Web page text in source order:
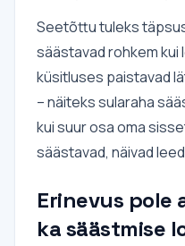
Seetõttu tuleks
säästavad rohkem kui
küsitluses paistavad
– näiteks sularaha
kui suur osa oma
säästavad, näivad
Erinevus pole
ka säästmise